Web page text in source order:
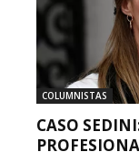
COLUMNISTAS
CASO